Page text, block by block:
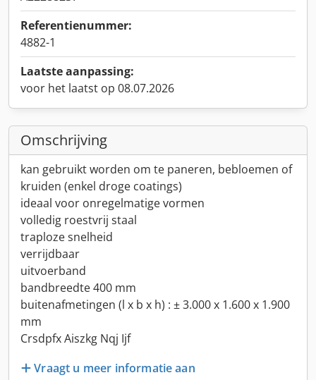
Referentienummer:
4882-1
Laatste aanpassing:
voor het laatst op 08.07.2026
Omschrijving
kan gebruikt worden om te paneren, bebloemen of
kruiden (enkel droge coatings)
ideaal voor onregelmatige vormen
volledig roestvrij staal
traploze snelheid
verrijdbaar
uitvoerband
bandbreedte 400 mm
buitenafmetingen (l x b x h) : ± 3.000 x 1.600 x 1.900
mm
Crsdpfx Aiszkg Nqj Ijf
Vraagt u meer informatie aan